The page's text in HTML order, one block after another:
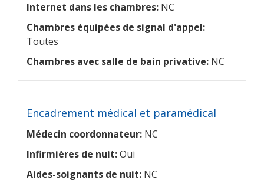
Internet dans les chambres: NC
Chambres équipées de signal d'appel:
Toutes
Chambres avec salle de bain privative: NC
Encadrement médical et paramédical
Médecin coordonnateur: NC
Infirmières de nuit:Oui
Aides-soignants de nuit: NC